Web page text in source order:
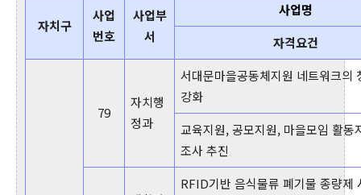
자치구
사업
번호
사업부
서
사업명
자격요건
79
자치행
정과
서대문마을공동체지원 네트워크의
강화
교육지원, 공모지원, 마을모임 활동
조사 추진
RFID기반 음식물류 폐기물 종량제